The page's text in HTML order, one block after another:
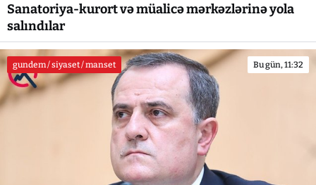
Sanatoriya-kurort və müalicə mərkəzlərinə yola
salındılar
gundem / siyaset / manset Bu gün, 11:32